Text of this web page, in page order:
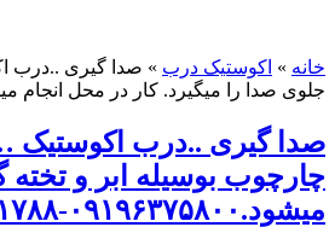
خانه » اکوستیک درب » صدا گیری ..درب
جلوی صدا را میگیرد. کار در محل انجام میشود که درب با
صدا گیری ..درب اکوستیک
چارچوب بوسیله ابر و
میشود.۰۹۱۹۶۳۷۵۸۰۰-۰۹۳۰۷۸۰۱۷۸۸مهندس دولتی